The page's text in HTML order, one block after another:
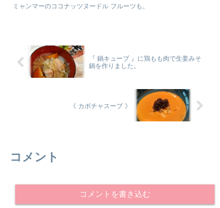
ミャンマーのココナッツヌードル フルーツも。
『 鍋キューブ 』⁡に鶏もも肉で生姜みそ
鍋を作りました。
⁡《 カボチャスープ 》
コメント
コメントを書き込む